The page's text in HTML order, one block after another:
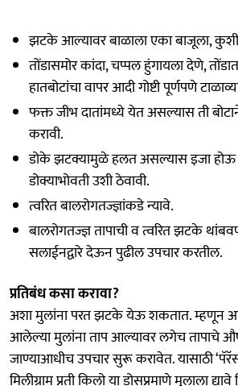
झटके आल्यावर बाळाला एका बाजूला,
तोंडासमोर कांदा, चप्पल हुंगायला देणे,
हातबोटांचा वापर आदी गोष्टी पूर्णपणे
फक्त जीभ दातांमध्ये येत असल्यास ती
करावी.
डोके झटक्यामुळे हलत असल्यास इजा
डोक्याभोवती उशी ठेवावी.
त्वरित बालरोगतज्ज्ञांकडे न्यावे.
बालरोगतज्ज्ञ तापाची व त्वरित झटके
सलाईनद्वारे देऊन पुढील उपचार करतील.
प्रतिबंध कसा करावा?
अशा मुलांना परत झटके येऊ शकतात. म्हणून
आलेल्या मुलांना ताप आल्यावर लगेच तापाचे
जाण्याआधीच उपचार सुरू करावेत. यासाठी
मिलीग्राम प्रती किलो या डोसप्रमाणे मुलाला